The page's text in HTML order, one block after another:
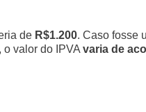
de R$1.200. Caso fosse
o valor do IPVA varia de